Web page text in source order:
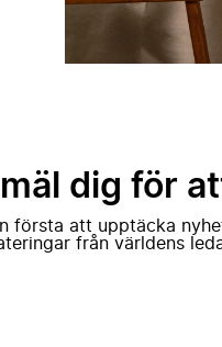
dig för
första att upptäcka
från världens